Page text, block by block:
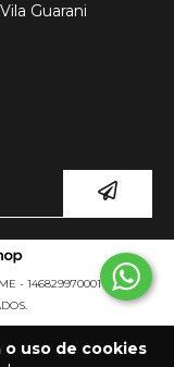
uso de cookies
Guarani
- 14682997000111 - 2026.